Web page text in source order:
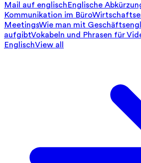
Mail auf englischEnglische
Kommunikation im Büro
MeetingsWie man mit
aufgibtVokabeln und Phrasen für
EnglischView all